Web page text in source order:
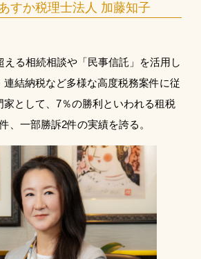
すか税理士法人 加藤知子
える相続相談や「民事信託」を活用し
連結納税など多様な高度税務案件に従
家として、7％の勝利といわれる租税
、一部勝訴2件の実績を誇る。